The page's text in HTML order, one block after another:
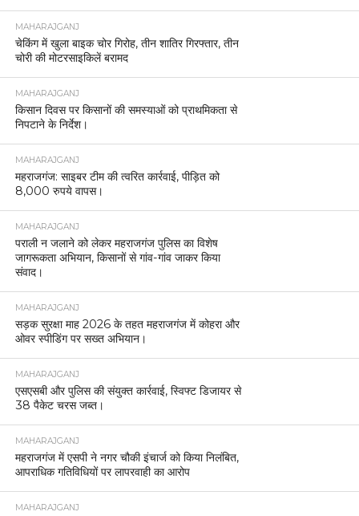
MAHARAJGANJ
चेकिंग में खुला बाइक चोर गिरोह, तीन शातिर गिरफ्तार, तीन
चोरी की मोटरसाइकिलें बरामद
MAHARAJGANJ
किसान दिवस पर किसानों की समस्याओं को प्राथमिकता से
निपटाने के निर्देश।
MAHARAJGANJ
महराजगंज: साइबर टीम की त्वरित कार्रवाई, पीड़ित को
8,000 रुपये वापस।
MAHARAJGANJ
पराली न जलाने को लेकर महराजगंज पुलिस का विशेष
जागरूकता अभियान, किसानों से गांव-गांव जाकर किया
संवाद।
MAHARAJGANJ
सड़क सुरक्षा माह 2026 के तहत महराजगंज में कोहरा और
ओवर स्पीडिंग पर सख्त अभियान।
MAHARAJGANJ
एसएसबी और पुलिस की संयुक्त कार्रवाई, स्विफ्ट डिजायर से
38 पैकेट चरस जब्त।
MAHARAJGANJ
महराजगंज में एसपी ने नगर चौकी इंचार्ज को किया निलंबित,
आपराधिक गतिविधियों पर लापरवाही का आरोप
MAHARAJGANJ